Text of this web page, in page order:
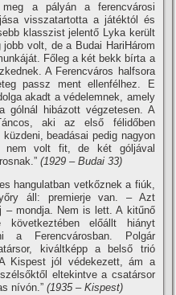
meg a pályán a ferencvárosi
visszatartotta a játéktól és
klasszist jelentő Lyka került
volt, de a Budai HariHárom
Főleg a két bekk bí­rta a
A Ferencváros halfsora
passz ment ellenfélhez. E
akadt a védelemnek, amely
gólnál hibázott végzetesen. A
aki az első félidőben
beadásai pedig nagyon
nem volt fit, de két góljával
(1929 – Budai 33)
hangulatban vetkőznek a fiúk,
áll: premierje van. – Azt
– mondja. Nem is lett. A kitűnő
következtében előállt hiányt
a Ferencvárosban. Polgár
kiváltképp a belső trió
Kispest jól védekezett, ám a
eltekintve a csatársor
ní­vón.”(1935 – Kispest)